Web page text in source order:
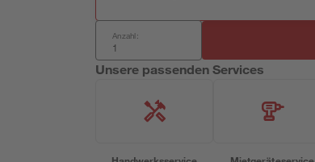
Anzahl:
Unsere passenden Services